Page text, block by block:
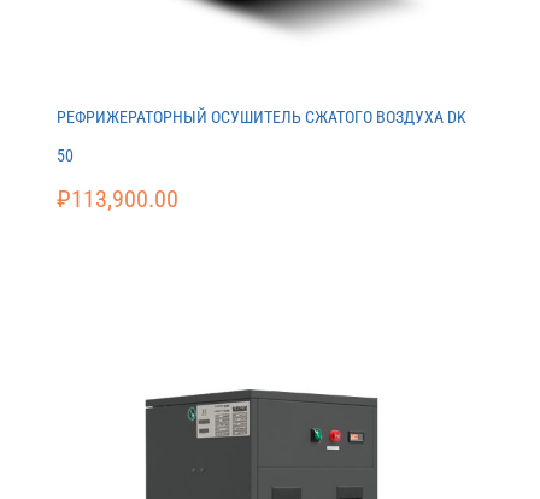
РЕФРИЖЕРАТОРНЫЙ ОСУШИТЕЛЬ СЖАТОГО ВОЗДУХА DK
50
₽113,900.00